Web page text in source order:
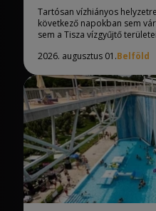
Tartósan vízhiányos
következő napokban sem
sem a Tisza vízgyűjtő
2026. augusztus 01.Belföld